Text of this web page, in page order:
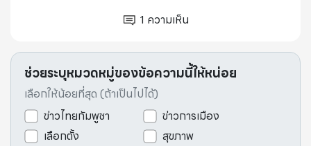
1 ความเห็น
ช่วยระบุหมวดหมู่ของข้อความนี้ให้หน่อย
เลือกให้น้อยที่สุด (ถ้าเป็นไปได้)
ข่าวไทยกัมพูชา
ข่าวการเมือง
เลือกตั้ง
สุขภาพ